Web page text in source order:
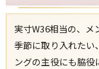
週刊ラッシュア
古着コラム
実寸W36相当の、
季節に取り入れたい
ングの主役にも脇